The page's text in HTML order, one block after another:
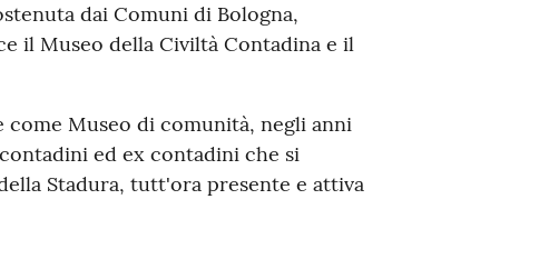
dai Comuni di Bologna,
il Museo della Civiltà Contadina e il
come Museo di comunità, negli anni
ed ex contadini che si
Stadura, tutt'ora presente e attiva